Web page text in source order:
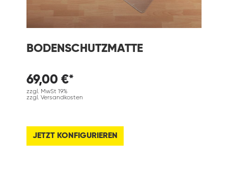
BODENSCHUTZMATTE
69,00 €*
zzgl. MwSt 19%
zzgl. Versandkosten
JETZT KONFIGURIEREN